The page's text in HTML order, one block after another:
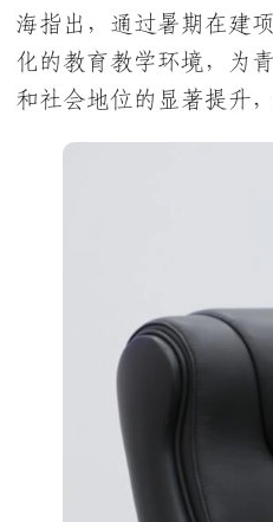
海指出，通过暑期在建
化的教育教学环境，为
和社会地位的显著提升